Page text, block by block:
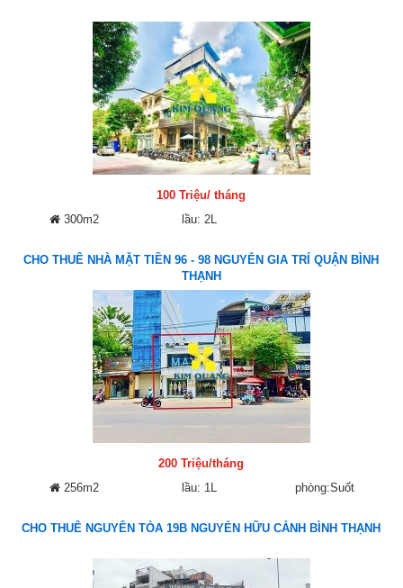
100 Triệu/ tháng
300m2
lầu: 2L
CHO THUÊ NHÀ MẶT TIỀN 96 - 98 NGUYỄN GIA TRÍ QUẬN BÌNH
THẠNH
200 Triệu/tháng
256m2
lầu: 1L phòng:Suốt
CHO THUÊ NGUYÊN TÒA 19B NGUYỄN HỮU CẢNH BÌNH THẠNH